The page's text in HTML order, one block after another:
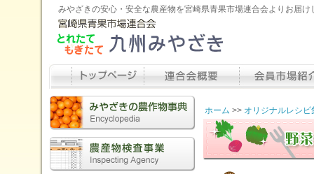
みやざきの安心・安全な農産物を宮崎県青果市場連合会よりお届け
ホーム >> オリジナルレシ